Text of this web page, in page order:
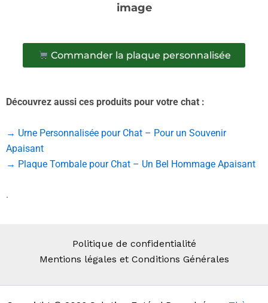
image
Commander la plaque personnalisée
Découvrez aussi ces produits pour votre chat :
→ Urne Personnalisée pour Chat – Pour un Souvenir
Apaisant
→ Plaque Tombale pour Chat – Un Bel Hommage Apaisant
.
Politique de confidentialité
Mentions légales et Conditions Générales